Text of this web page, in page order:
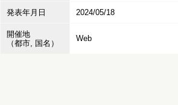
発表年月日 2024/05/18
開催地
（都市, 国名）
Web